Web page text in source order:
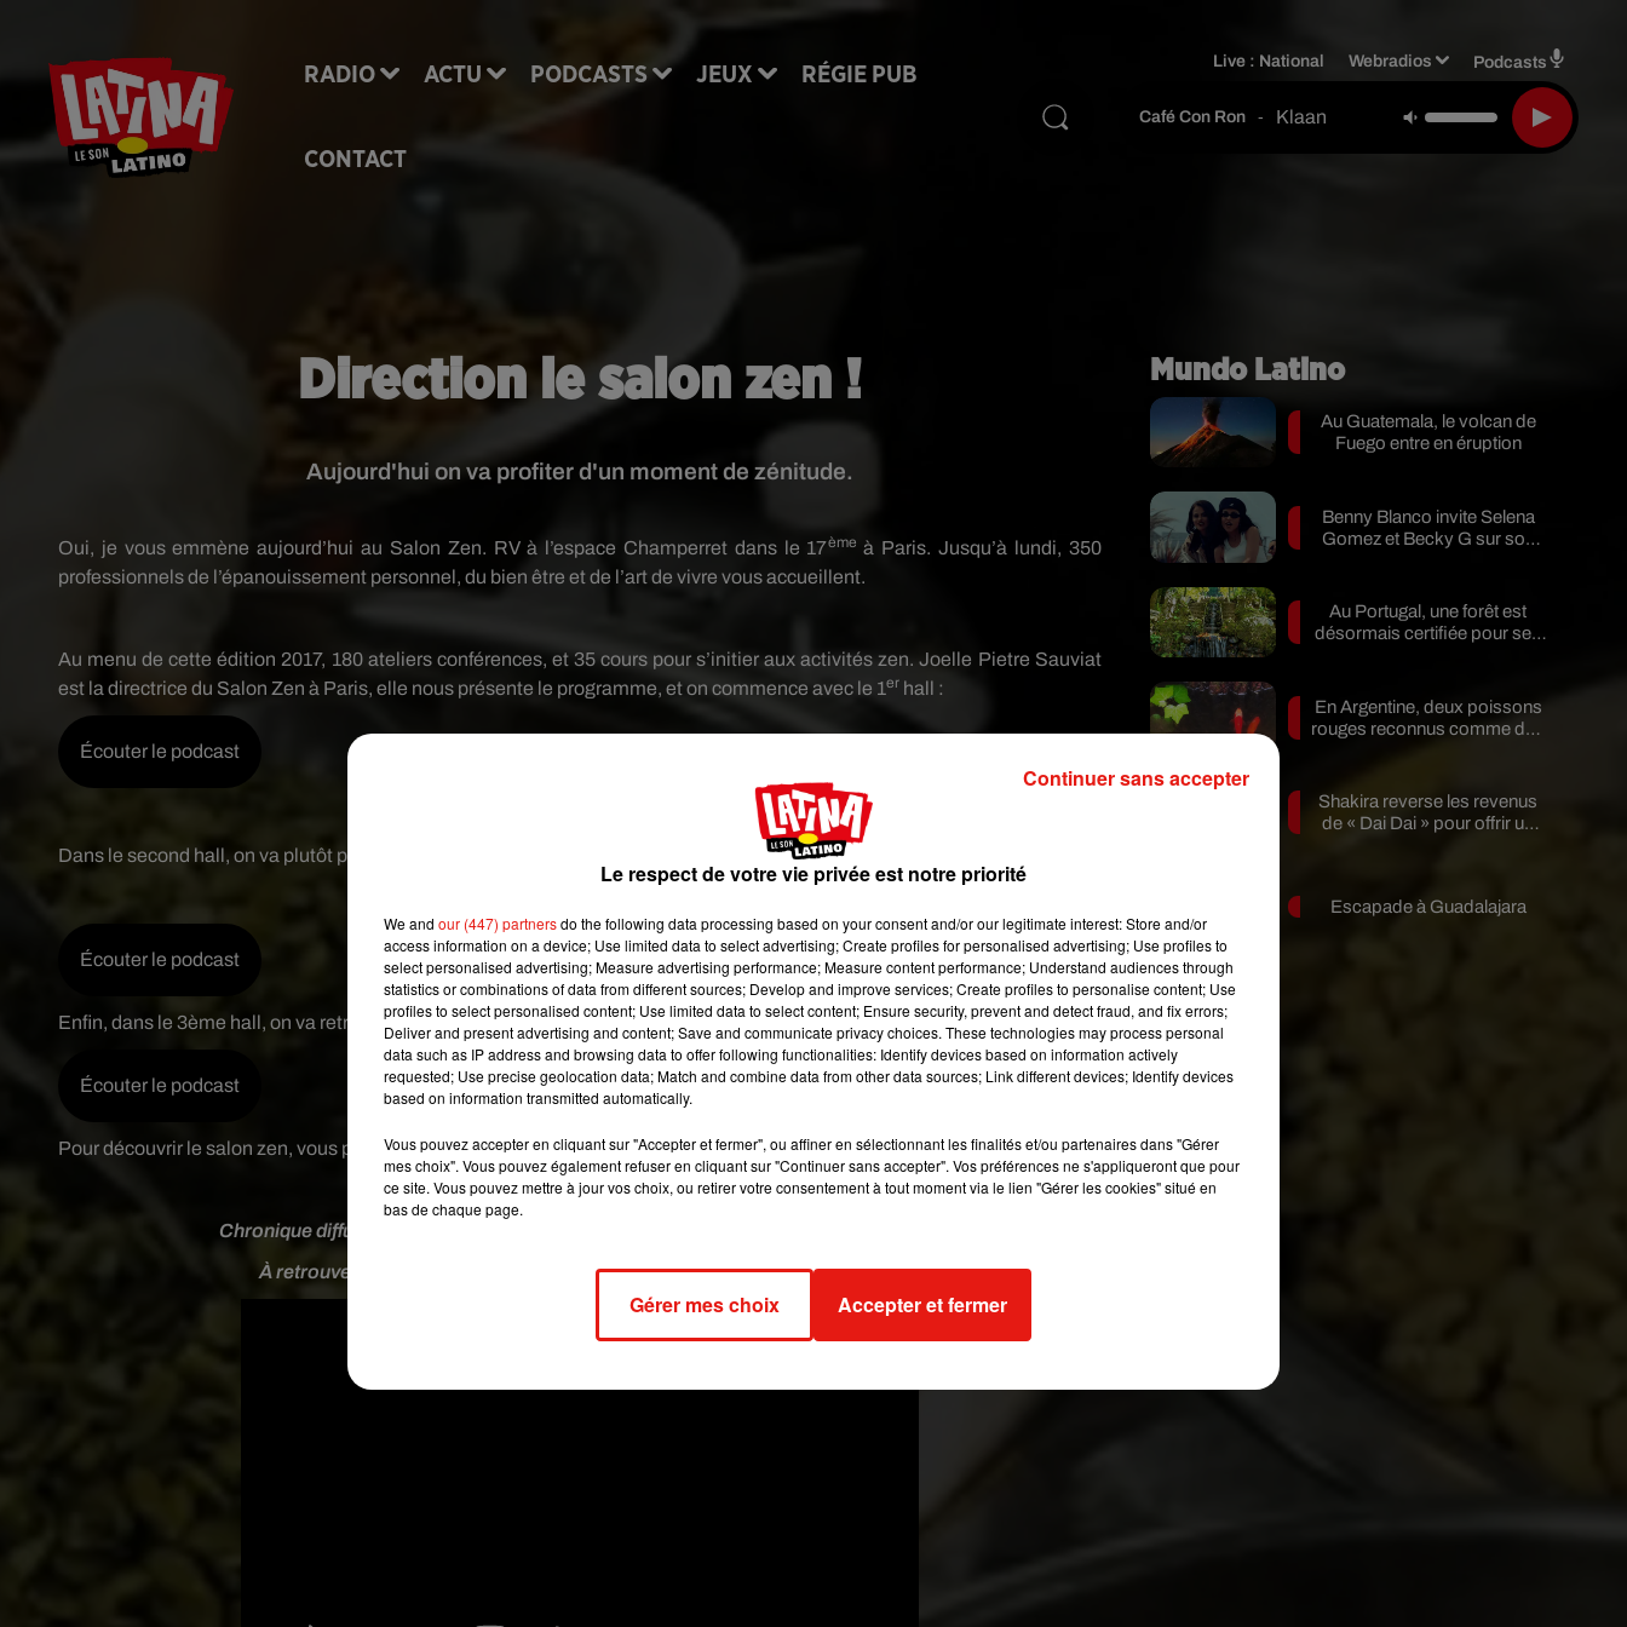
RADIO ACTU PODCASTS JEUX RÉGIE PUB
CONTACT
Live : National Webradios Podcasts
Café Con Ron - Klaan
Direction le salon zen !
Aujourd'hui on va profiter d'un moment de zénitude.
Oui, je vous emmène aujourd’hui au Salon Zen. RV à l’espace Champerret dans le 17ème à Paris. Jusqu’à lundi, 350
professionnels de l’épanouissement personnel, du bien être et de l’art de vivre vous accueillent.
Au menu de cette édition 2017, 180 ateliers conférences, et 35 cours pour s’initier aux activités zen. Joelle Pietre Sauviat
est la directrice du Salon Zen à Paris, elle nous présente le programme, et on commence avec le 1er hall :
Écouter le podcast
Dans le second hall, on va plutôt parler épanouissement personnel :
Écouter le podcast
Enfin, dans le 3ème hall, on va retrouver l’espace zen :
Écouter le podcast
Pour découvrir le salon zen, vous pouvez retirer vos invitations gratuites surle site de l’évènement.
Chronique diffusée le 27 septembre 2017 dans les "bons plans latinos" de Jérôme.
À retrouver sur l'antenne de radio Latina du lundi au vendredi à 12h et 18h.
Mundo Latino
Au Guatemala, le volcan de
Fuego entre en éruption
Benny Blanco invite Selena
Gomez et Becky G sur son
Au Portugal, une forêt est
désormais certifiée pour ses
En Argentine, deux poissons
rouges reconnus comme des
Shakira reverse les revenus
de « Dai Dai » pour offrir un
Escapade à Guadalajara
Le respect de votre vie privée est notre priorité
We and our (447) partnersdo the following data processing based on your consent and/or our legitimate interest: Store and/or
access information on a device; Use limited data to select advertising; Create profiles for personalised advertising; Use profiles to
select personalised advertising; Measure advertising performance; Measure content performance; Understand audiences through
statistics or combinations of data from different sources; Develop and improve services; Create profiles to personalise content; Use
profiles to select personalised content; Use limited data to select content; Ensure security, prevent and detect fraud, and fix errors;
Deliver and present advertising and content; Save and communicate privacy choices. These technologies may process personal
data such as IP address and browsing data to offer following functionalities: Identify devices based on information actively
requested; Use precise geolocation data; Match and combine data from other data sources; Link different devices; Identify devices
based on information transmitted automatically.
Vous pouvez accepter en cliquant sur "Accepter et fermer", ou affiner en sélectionnant les finalités et/ou partenaires dans "Gérer
mes choix". Vous pouvez également refuser en cliquant sur "Continuer sans accepter". Vos préférences ne s'appliqueront que pour
ce site. Vous pouvez mettre à jour vos choix, ou retirer votre consentement à tout moment via le lien "Gérer les cookies" situé en
bas de chaque page.
Gérer mes choix Accepter et fermer
Continuer sans accepter